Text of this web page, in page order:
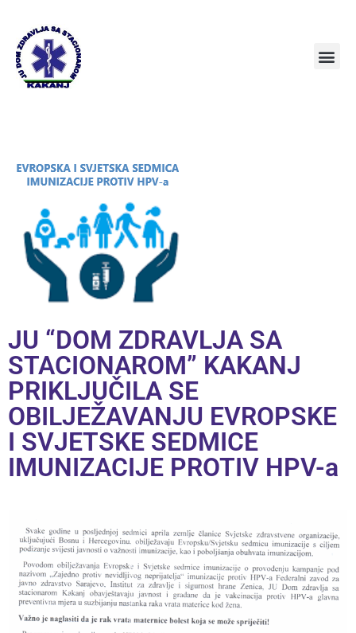
JU “DOM ZDRAVLJA SA
STACIONAROM” KAKANJ
PRIKLJUČILA SE
OBILJEŽAVANJU EVROPSKE
I SVJETSKE SEDMICE
IMUNIZACIJE PROTIV HPV-a